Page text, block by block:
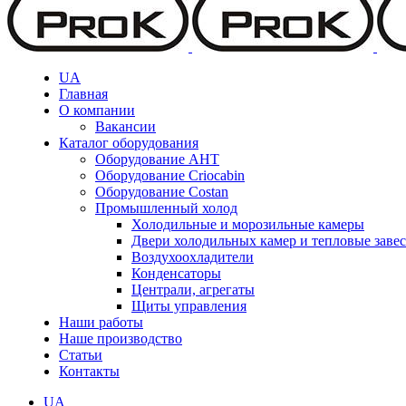
UA
Главная
О компании
Вакансии
Каталог оборудования
Оборудование AHT
Оборудование Criocabin
Оборудование Costan
Промышленный холод
Холодильные и морозильные камеры
Двери холодильных камер и тепловые
Воздухоохладители
Конденсаторы
Централи, агрегаты
Щиты управления
Наши работы
Наше производство
Статьи
Контакты
UA